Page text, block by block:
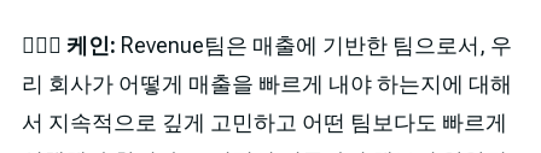
🙋🏻‍♂️ 케인: Revenue팀은 매출에 기반한 팀으로서, 우
리 회사가 어떻게 매출을 빠르게 내야 하는지에 대해
서 지속적으로 깊게 고민하고 어떤 팀보다도 빠르게